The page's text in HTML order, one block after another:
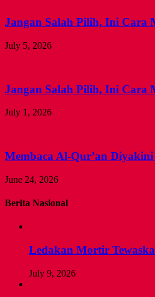
Jangan Salah Pilih, Ini Cara
July 5, 2026
Jangan Salah Pilih, Ini Cara
July 1, 2026
Membaca Al-Qur’an
June 24, 2026
Berita Nasional
Ledakan Mortir
July 9, 2026